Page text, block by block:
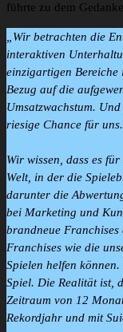
führte zu dem
„Wir betrachten die
interaktiven
einzigartigen
Bezug auf die
Umsatzwachstum.
riesige Chance für uns.
Wir wissen, dass es
Welt, in der die
darunter die
bei Marketing und
brandneue
Franchises wie die
Spielen helfen
Spiel. Die Realität ist,
Zeitraum von 12
Rekordjahr und mit